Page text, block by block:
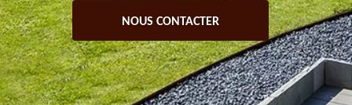
NOUS CONTACTER